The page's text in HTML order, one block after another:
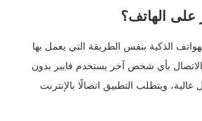
على الهاتف؟
الذكية بنفس الطريقة التي يعمل بها
بأي شخص آخر يستخدم فايبر بدون
عالية، ويتطلب التطبيق اتصالًا بالإنترنت